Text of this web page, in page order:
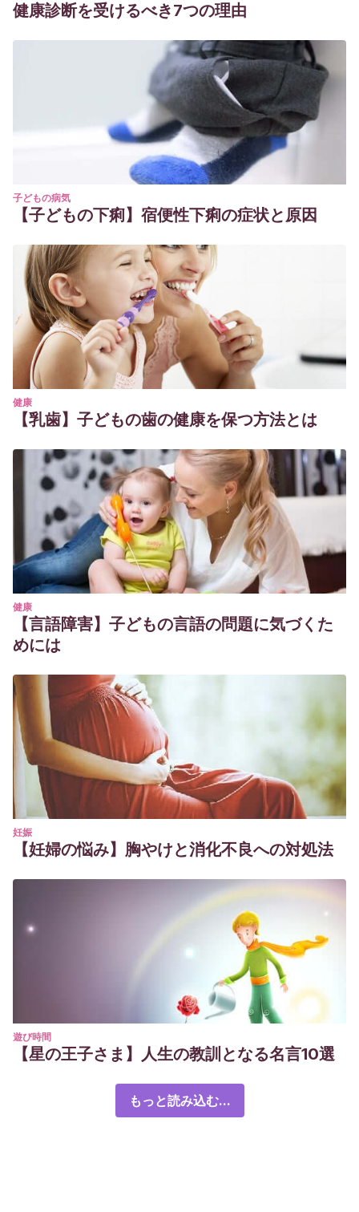
健康診断を受けるべき7つの理由
子どもの病気
【子どもの下痢】宿便性下痢の症状と原因
健康
【乳歯】子どもの歯の健康を保つ方法とは
健康
【言語障害】子どもの言語の問題に気づくた
めには
妊娠
【妊婦の悩み】胸やけと消化不良への対処法
遊び時間
【星の王子さま】人生の教訓となる名言10選
もっと読み込む...